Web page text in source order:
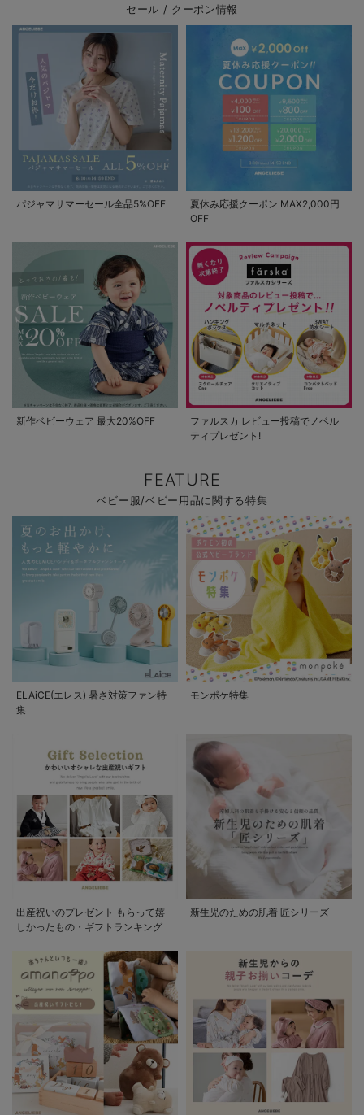
セール / クーポン情報
パジャマサマーセール全品5%OFF
夏休み応援クーポン MAX2,000円
OFF
新作ベビーウェア 最大20%OFF
ファルスカ レビュー投稿でノベル
ティプレゼント!
FEATURE
ベビー服/ベビー用品に関する特集
ELAiCE(エレス) 暑さ対策ファン特
集
モンポケ特集
出産祝いのプレゼント もらって嬉
しかったもの・ギフトランキング
新生児のための肌着 匠シリーズ